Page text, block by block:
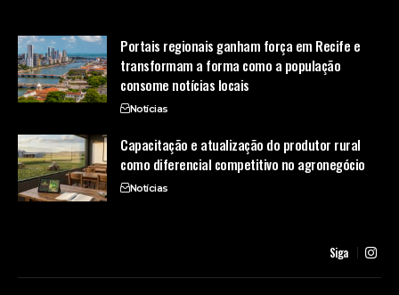
Portais regionais ganham força em Recife e
transformam a forma como a população
consome notícias locais
Notícias
Capacitação e atualização do produtor rural
como diferencial competitivo no agronegócio
Notícias
Siga